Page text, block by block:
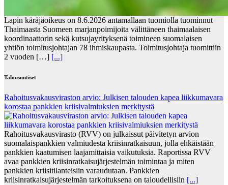
Lapin käräjäoikeus on 8.6.2026 antamallaan tuomiolla tuominnut
Thaimaasta Suomeen marjanpoimijoita välittäneen thaimaalaisen
koordinaattorin sekä kutsujayrityksenä toimineen suomalaisen
yhtiön toimitusjohtajan 78 ihmiskaupasta. Toimitusjohtaja tuomittiin
2 vuoden […] [...]
Talousuutiset
Rahoitusvakausviraston arvio: Julkisen talouden kapea liikkumavara
korostaa pankkien kriisivalmiuksien merkitystä
Rahoitusvakausvirasto (RVV) on julkaissut päivitetyn arvion
suomalaispankkien valmiudesta kriisinratkaisuun, jolla ehkäistään
pankkien kaatumisen laajamittaisia vaikutuksia. Raportissa RVV
avaa pankkien kriisinratkaisujärjestelmän toimintaa ja miten
pankkien kriisitilanteisiin varaudutaan. Pankkien
kriisinratkaisujärjestelmän tarkoituksena on taloudellisiin [...]